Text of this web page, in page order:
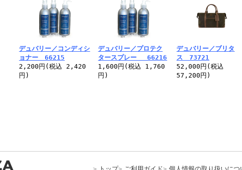
デュバリー／コンディシ
ョナー 66215
2,200円(税込 2,420
円)
デュバリー／プロテク
タースプレー 66216
1,600円(税込 1,760
円)
デュバリー／ブリタ
ス 73721
52,000円(税込
57,200円)